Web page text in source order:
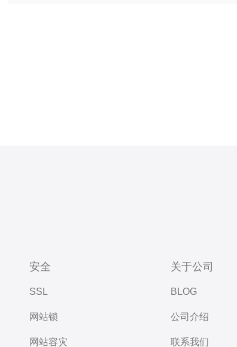
安全
SSL
网站锁
网站容灾
关于公司
BLOG
公司介绍
联系我们